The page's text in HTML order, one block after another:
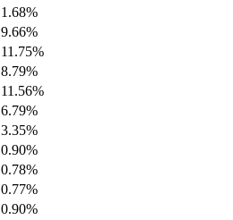
1.68%
9.66%
11.75%
8.79%
11.56%
6.79%
3.35%
0.90%
0.78%
0.77%
0.90%